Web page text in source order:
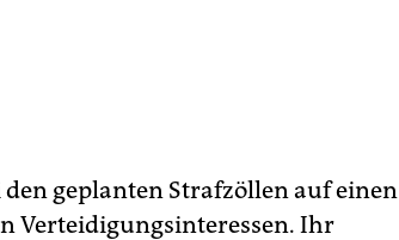
geplanten Strafzöllen auf einen
Verteidigungsinteressen. Ihr